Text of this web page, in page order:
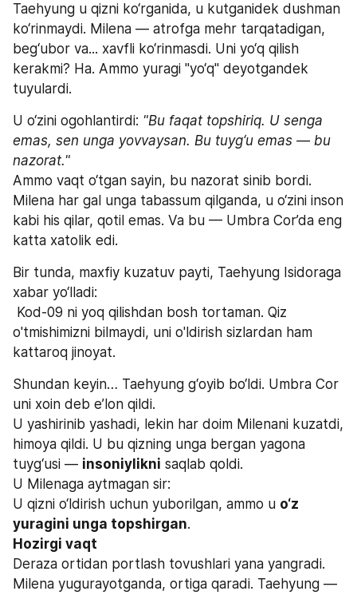
Taehyung u qizni ko‘rganida, u kutganidek dushman
ko‘rinmaydi. Milena — atrofga mehr tarqatadigan,
beg‘ubor va... xavfli ko‘rinmasdi. Uni yo‘q qilish
kerakmi? Ha. Ammo yuragi "yo‘q" deyotgandek
tuyulardi.
U o‘zini ogohlantirdi: "Bu faqat topshiriq. U senga
emas, sen unga yovvaysan. Bu tuyg‘u emas — bu
nazorat."
Ammo vaqt o‘tgan sayin, bu nazorat sinib bordi.
Milena har gal unga tabassum qilganda, u o‘zini inson
kabi his qilar, qotil emas. Va bu — Umbra Cor’da eng
katta xatolik edi.
Bir tunda, maxfiy kuzatuv payti, Taehyung Isidoraga
xabar yo‘lladi:
o'tmishimizni bilmaydi, uni o'ldirish sizlardan ham
kattaroq jinoyat.
Shundan keyin… Taehyung g‘oyib bo‘ldi. Umbra Cor
uni xoin deb e’lon qildi.
U yashirinib yashadi, lekin har doim Milenani kuzatdi,
himoya qildi. U bu qizning unga bergan yagona
tuyg‘usi — insoniylikni saqlab qoldi.
U Milenaga aytmagan sir:
U qizni o‘ldirish uchun yuborilgan, ammo u o‘z
yuragini unga topshirgan.
Hozirgi vaqt
Deraza ortidan portlash tovushlari yana yangradi.
Milena yugurayotganda, ortiga qaradi. Taehyung —